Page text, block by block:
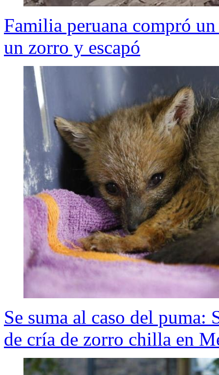
Familia peruana compró
un zorro y escapó
Se suma al caso del
de cría de zorro chilla en